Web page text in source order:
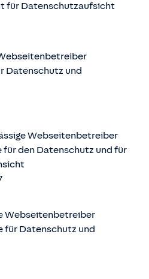
für Datenschutzaufsicht
Datenschutz und
Webseitenbetreiber
den Datenschutz und für
Webseitenbetreiber
für Datenschutz und